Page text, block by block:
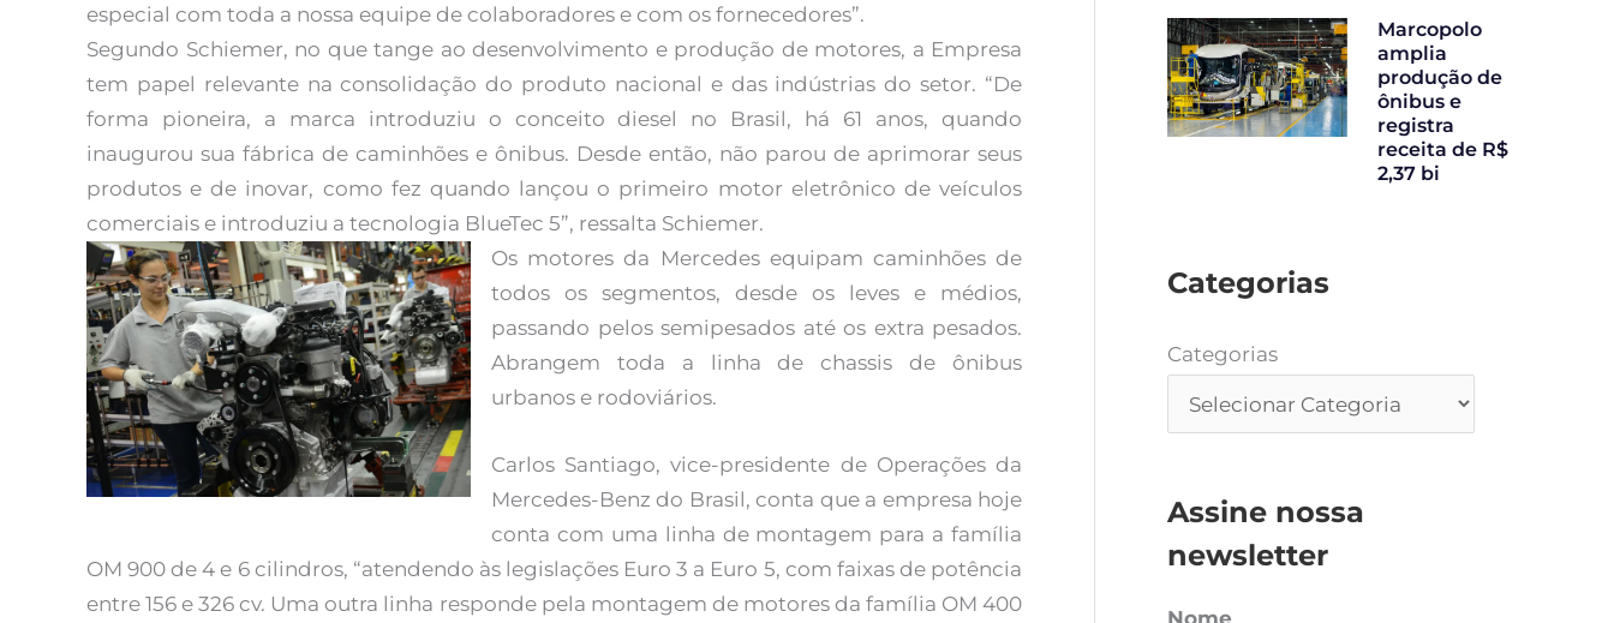
especial com toda a nossa equipe de colaboradores e com os fornecedores”.
Segundo Schiemer, no que tange ao desenvolvimento e produção de motores, a Empresa
tem papel relevante na consolidação do produto nacional e das indústrias do setor. “De
forma pioneira, a marca introduziu o conceito diesel no Brasil, há 61 anos, quando
inaugurou sua fábrica de caminhões e ônibus. Desde então, não parou de aprimorar seus
produtos e de inovar, como fez quando lançou o primeiro motor eletrônico de veículos
comerciais e introduziu a tecnologia BlueTec 5”, ressalta Schiemer.
Os motores da Mercedes equipam caminhões de
todos os segmentos, desde os leves e médios,
passando pelos semipesados até os extra pesados.
Abrangem toda a linha de chassis de ônibus
urbanos e rodoviários.
Carlos Santiago, vice-presidente de Operações da
Mercedes-Benz do Brasil, conta que a empresa hoje
conta com uma linha de montagem para a família
OM 900 de 4 e 6 cilindros, “atendendo às legislações Euro 3 a Euro 5, com faixas de potência
entre 156 e 326 cv. Uma outra linha responde pela montagem de motores da família OM 400
Marcopolo
amplia
produção de
ônibus e
registra
receita de R$
2,37 bi
Categorias
Categorias
Assine nossa
newsletter